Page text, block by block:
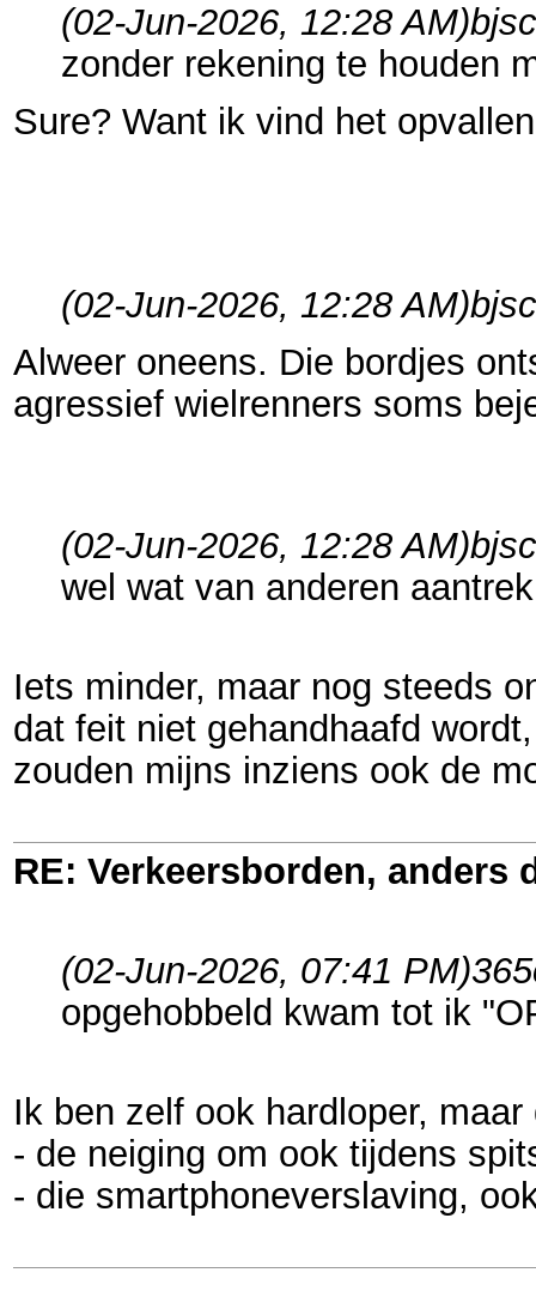
(02-Jun-2026, 12:28 AM)
zonder rekening te houden
Sure? Want ik vind het
(02-Jun-2026, 12:28 AM)
Alweer oneens. Die bordjes
agressief wielrenners soms
(02-Jun-2026, 12:28 AM)
wel wat van anderen
Iets minder, maar nog steeds
dat feit niet gehandhaafd
zouden mijns inziens ook de
RE: Verkeersborden, anders
(02-Jun-2026, 07:41 PM)
opgehobbeld kwam tot ik
Ik ben zelf ook hardloper,
- de neiging om ook tijdens
- die smartphoneverslaving,